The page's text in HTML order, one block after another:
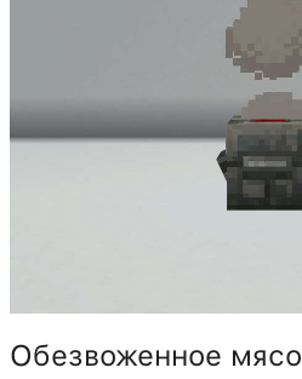
Обезвоженное мясо